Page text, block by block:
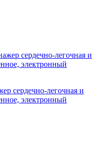
сердечно-легочная и
электронный